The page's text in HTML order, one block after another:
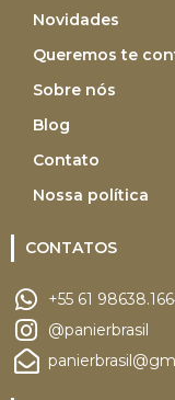
Novidades
Queremos te
Sobre nós
Blog
Contato
Nossa política
CONTATOS
+55 61
@panierbrasil